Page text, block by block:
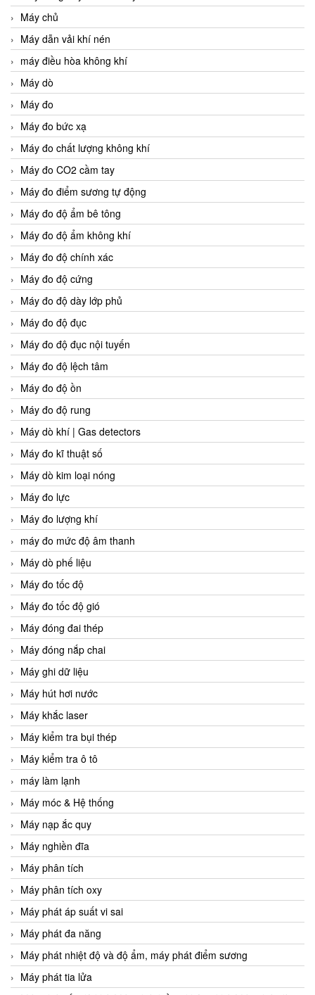
Máy chủ
Máy dẫn vải khí nén
máy điều hòa không khí
Máy dò
Máy đo
Máy đo bức xạ
Máy đo chất lượng không khí
Máy đo CO2 cầm tay
Máy đo điểm sương tự động
Máy đo độ ẩm bê tông
Máy đo độ ẩm không khí
Máy đo độ chính xác
Máy đo độ cứng
Máy đo độ dày lớp phủ
Máy đo độ đục
Máy đo độ đục nội tuyến
Máy đo độ lệch tâm
Máy đo độ ồn
Máy đo độ rung
Máy dò khí | Gas detectors
Máy đo kĩ thuật số
Máy dò kim loại nóng
Máy đo lực
Máy đo lượng khí
máy đo mức độ âm thanh
Máy dò phế liệu
Máy đo tốc độ
Máy đo tốc độ gió
Máy đóng đai thép
Máy đóng nắp chai
Máy ghi dữ liệu
Máy hút hơi nước
Máy khắc laser
Máy kiểm tra bụi thép
Máy kiểm tra ô tô
máy làm lạnh
Máy móc & Hệ thống
Máy nạp ắc quy
Máy nghiền đĩa
Máy phân tích
Máy phân tích oxy
Máy phát áp suất vi sai
Máy phát đa năng
Máy phát nhiệt độ và độ ẩm, máy phát điểm sương
Máy phát tia lửa